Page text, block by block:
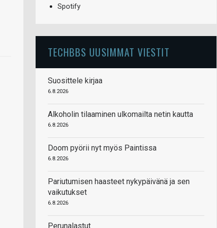
Spotify
TECHBBS UUSIMMAT VIESTIT
Suosittele kirjaa
6.8.2026
Alkoholin tilaaminen ulkomailta netin kautta
6.8.2026
Doom pyörii nyt myös Paintissa
6.8.2026
Pariutumisen haasteet nykypäivänä ja sen
vaikutukset
6.8.2026
Perunalastut